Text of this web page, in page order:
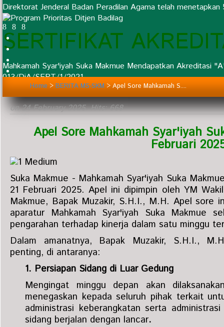
Direktorat Jenderal Badan Peradilan Agama telah
SERTIFIKAT
Mahkamah Syar'iyah Suka Makmue Mendapatkan Akreditasi
013/DjA/SERT/1/2021
Home>BERITA MS-SKM>Apel Sore Mahkamah S....
on24 February 2025. Hits: 668
Apel Sore Mahkamah Syar'iyah
Februari
Suka Makmue - Mahkamah Syar'iyah Suka
21 Februari 2025. Apel ini dipimpin oleh YM
Makmue, Bapak Muzakir, S.H.I., M.H. Apel sore
aparatur Mahkamah Syar'iyah Suka Makmue
pengarahan terhadap kinerja dalam satu minggu
Dalam amanatnya, Bapak Muzakir, S.H.I.,
penting, di antaranya:
1. Persiapan Sidang di Luar Gedung
Mengingat minggu depan akan
menegaskan kepada seluruh pihak terkait
administrasi keberangkatan serta
sidang berjalan dengan lancar.